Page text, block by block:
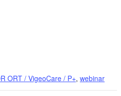
ORT / VigeoCare / P+, webinar